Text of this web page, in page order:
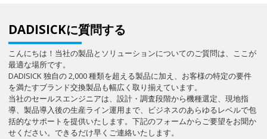
DADISICKに質問する
こんにちは！当社の製品とソリューションについてのご質問は、ここが
最適な場所です。
DADISICK 独自の 2,000 種類を超える製品に加え、お客様の特定の要件
を満たすブランド交換製品も幅広く取り揃えています。
当社のセールスエンジニアは、設計・調査段階から機種選定、現地指
導、製品導入後の生産ライン運用まで、ビジネスのあらゆるレベルで包
括的なサポートを提供いたします。下記のフォームからご要望をお聞か
せください。できるだけ早くご連絡いたします。